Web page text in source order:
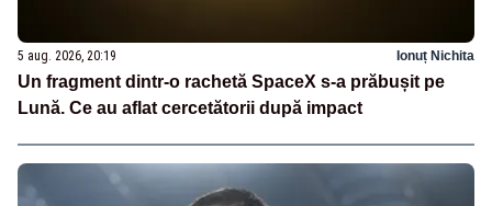
5 aug. 2026, 20:19 Ionuț Nichita
Un fragment dintr-o rachetă SpaceX s-a prăbușit pe
Lună. Ce au aflat cercetătorii după impact